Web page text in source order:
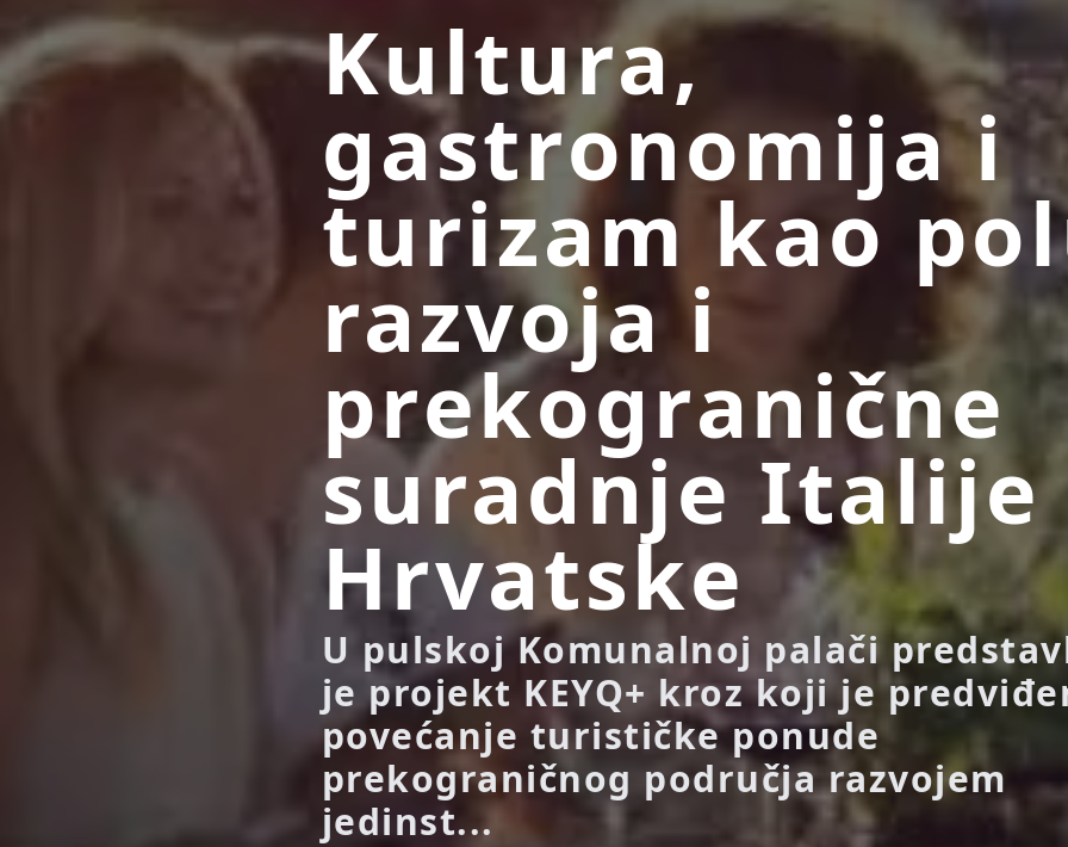
Kultura,
gastronomija i
turizam kao
razvoja i
prekogranične
suradnje Italije
Hrvatske
U pulskoj Komunalnoj palači
je projekt KEYQ+ kroz koji je
povećanje turističke ponude
prekograničnog područja razvojem
jedinst...